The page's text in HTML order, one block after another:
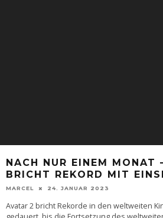
NACH NUR EINEM MONAT
BRICHT REKORD MIT
MARCEL 24. JANUAR 2023
Avatar 2 bricht Rekorde in den weltweiten